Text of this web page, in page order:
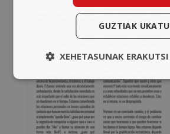
GUZTIAK UKATU
XEHETASUNAK ERAKUTSI